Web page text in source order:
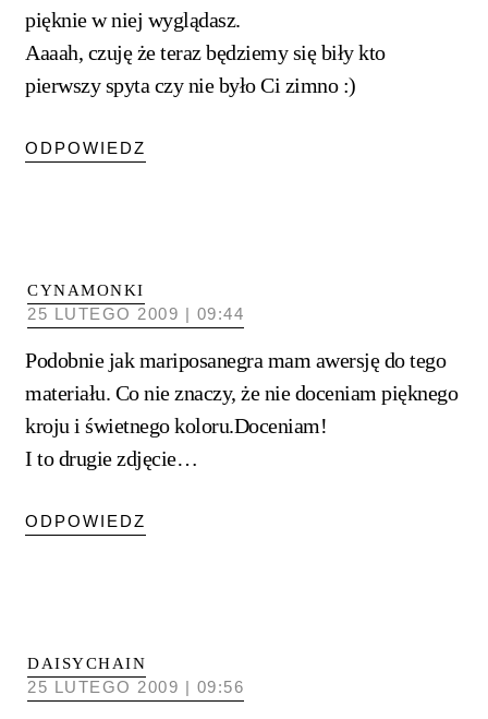
pięknie w niej wyglądasz.
Aaaah, czuję że teraz będziemy się biły kto
pierwszy spyta czy nie było Ci zimno :)
ODPOWIEDZ
CYNAMONKI
25 LUTEGO 2009 | 09:44
Podobnie jak mariposanegra mam awersję do tego
materiału. Co nie znaczy, że nie doceniam pięknego
kroju i świetnego koloru.Doceniam!
I to drugie zdjęcie…
ODPOWIEDZ
DAISYCHAIN
25 LUTEGO 2009 | 09:56